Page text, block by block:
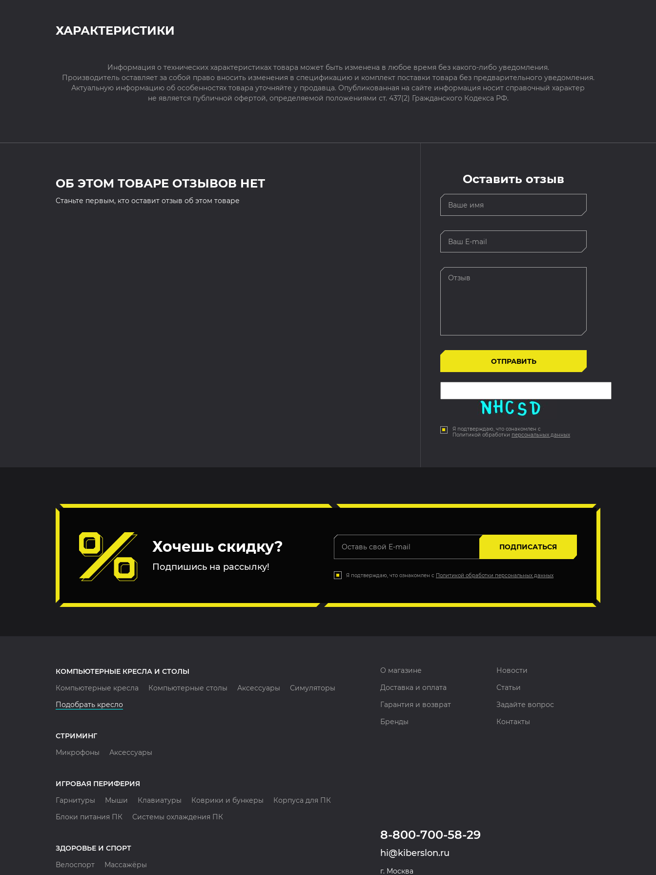
ХАРАКТЕРИСТИКИ
Информация о технических характеристиках товара может быть изменена в любое время без какого-либо уведомления.
Производитель оставляет за собой право вносить изменения в спецификацию и комплект поставки товара без предварительного уведомления.
Актуальную информацию об особенностях товара уточняйте у продавца. Опубликованная на сайте информация носит справочный характер
не является публичной офертой, определяемой положениями ст. 437(2) Гражданского Кодекса РФ.
ОБ ЭТОМ ТОВАРЕ ОТЗЫВОВ НЕТ
Cтаньте первым, кто оставит отзыв об этом товаре
Оставить отзыв
Я подтверждаю, что ознакомлен с
Политикой обработки персональных данных
Хочешь скидку?
Подпишись на рассылку!
ПОДПИСАТЬСЯ
Я подтверждаю, что ознакомлен с Политикой обработки персональных данных
КОМПЬЮТЕРНЫЕ КРЕСЛА И СТОЛЫ
Компьютерные кресла
Компьютерные столы Аксессуары
Симуляторы
Подобрать кресло
СТРИМИНГ
Микрофоны
Аксессуары
ИГРОВАЯ ПЕРИФЕРИЯ
Гарнитуры
Мыши Клавиатуры Коврики и бункеры
Корпуса для ПК
Блоки питания ПК
Системы охлаждения ПК
ЗДОРОВЬЕ И СПОРТ
Велоспорт
Массажёры
О магазине
Новости
Доставка и оплата
Статьи
Гарантия и возврат
Задайте вопрос
Бренды
Контакты
8-800-700-58-29
hi@kiberslon.ru
г. Москва